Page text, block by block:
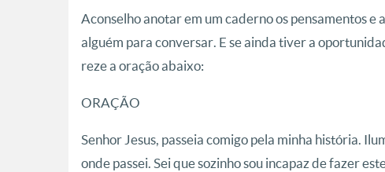
Aconselho anotar em um caderno os pensamentos
alguém para conversar. E se ainda tiver a
reze a oração abaixo:
ORAÇÃO
Senhor Jesus, passeia comigo pela minha história.
onde passei. Sei que sozinho sou incapaz de fazer